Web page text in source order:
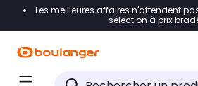
Accéder directement à la
Accéder directement au pied de
Les meilleures affaires n'attendent
sélection à prix